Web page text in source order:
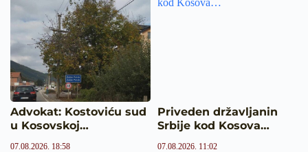
Advokat: Kostoviću sud
u Kosovskoj…
07.08.2026. 18:58
Priveden državljanin
Srbije kod Kosova…
07.08.2026. 11:02